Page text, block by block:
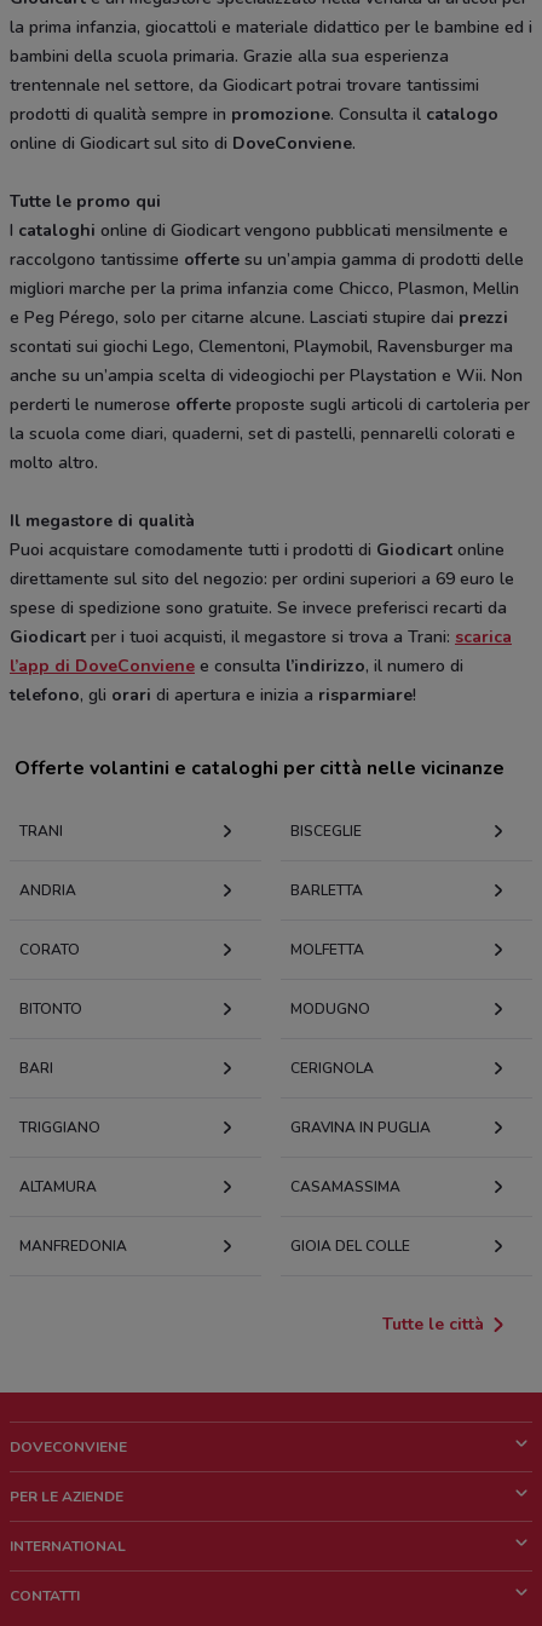
la prima infanzia, giocattoli e materiale didattico per le bambine ed i
bambini della scuola primaria. Grazie alla sua esperienza
trentennale nel settore, da Giodicart potrai trovare tantissimi
prodotti di qualità sempre in promozione. Consulta il catalogo
online di Giodicart sul sito di DoveConviene.
Tutte le promo qui
I cataloghi online di Giodicart vengono pubblicati mensilmente e
raccolgono tantissime offerte su un’ampia gamma di prodotti delle
migliori marche per la prima infanzia come Chicco, Plasmon, Mellin
e Peg Pérego, solo per citarne alcune. Lasciati stupire dai prezzi
scontati sui giochi Lego, Clementoni, Playmobil, Ravensburger ma
anche su un’ampia scelta di videogiochi per Playstation e Wii. Non
perderti le numerose offerte proposte sugli articoli di cartoleria per
la scuola come diari, quaderni, set di pastelli, pennarelli colorati e
molto altro.
Il megastore di qualità
Puoi acquistare comodamente tutti i prodotti di Giodicart online
direttamente sul sito del negozio: per ordini superiori a 69 euro le
spese di spedizione sono gratuite. Se invece preferisci recarti da
Giodicart per i tuoi acquisti, il megastore si trova a Trani: scarica
l’app di DoveConviene e consulta l’indirizzo, il numero di
telefono, gli orari di apertura e inizia a risparmiare!
Offerte volantini e cataloghi per città nelle vicinanze
TRANI BISCEGLIE
ANDRIA BARLETTA
CORATO MOLFETTA
BITONTO MODUGNO
BARI CERIGNOLA
TRIGGIANO GRAVINA IN PUGLIA
ALTAMURA CASAMASSIMA
MANFREDONIA GIOIA DEL COLLE
Tutte le città
DOVECONVIENE
Chi siamo
Lavora con noi
PER LE AZIENDE
Richieste commerciali e marketing
INTERNATIONAL
CONTATTI